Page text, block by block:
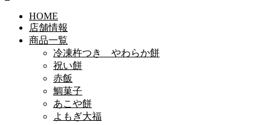
HOME
店舗情報
商品一覧
冷凍杵つき やわらか餅
祝い餅
赤飯
鯛菓子
あこや餅
よもぎ大福